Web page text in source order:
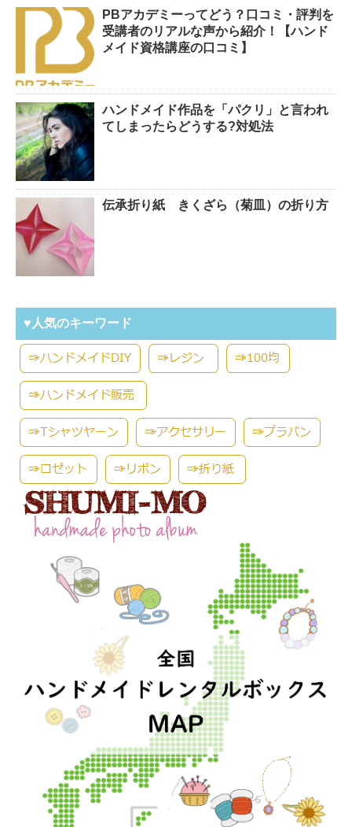
PBアカデミーってどう？口コミ・評判を
受講者のリアルな声から紹介！【ハンド
メイド資格講座の口コミ】
ハンドメイド作品を「パクリ」と言われ
てしまったらどうする?対処法
伝承折り紙 きくざら（菊皿）の折り方
♥人気のキーワード